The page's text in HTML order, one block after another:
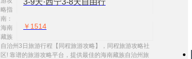
3-9天·西宁3-8天自由行
￥1514
略指
南：
海南
藏族
自治州3日旅游行程【同程旅游攻略】，同程旅游攻略社
区! 靠谱的旅游攻略平台，提供最佳的海南藏族自治州旅